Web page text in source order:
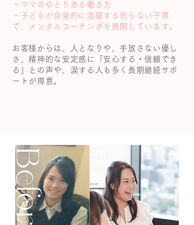
・ママのゆとりある働き方
・子どもが自発的に活躍する怒らない子育
て、
メンタルコーチングを展開しています。
お客様からは、人となりや、手放さない優し
さ、精神的な安定感に「 安心する・信頼でき
る」との声や、涙する人も多く長期継続サポ
ートが得意。